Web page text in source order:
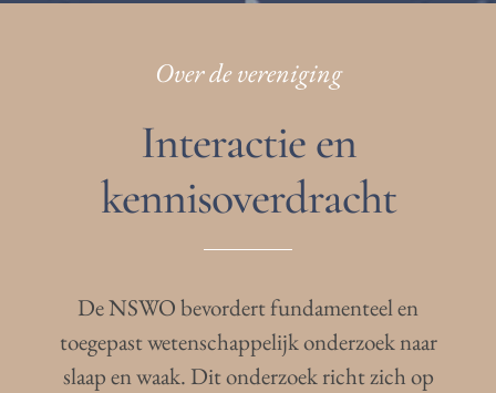
Over de vereniging
Interactie en
kennisoverdracht
De NSWO bevordert fundamenteel en
toegepast wetenschappelijk onderzoek naar
slaap en waak. Dit onderzoek richt zich op